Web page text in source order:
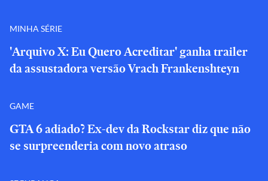
MINHA SÉRIE
'Arquivo X: Eu Quero Acreditar' ganha trailer
da assustadora versão Vrach Frankenshteyn
GAME
GTA 6 adiado? Ex-dev da Rockstar diz que não
se surpreenderia com novo atraso